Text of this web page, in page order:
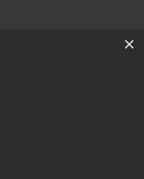
×